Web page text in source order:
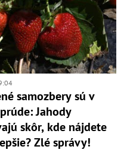
samozbery sú v
Jahody
skôr, kde nájdete
Zlé správy!